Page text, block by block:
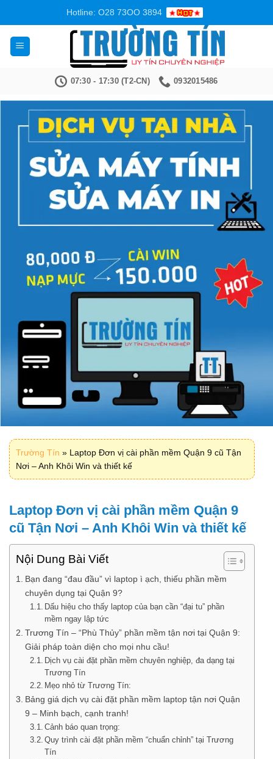
nội
dung
Hotline: O28 73OO 3894
07:30 - 17:30 (T2-CN) 0932015486
Trường Tín » Laptop Đơn vị cài phần mềm Quận 9 cũ Tận
Nơi – Anh Khôi Win và thiết kế
Laptop Đơn vị cài phần mềm Quận 9
cũ Tận Nơi – Anh Khôi Win và thiết kế
Nội Dung Bài Viết
Bạn đang “đau đầu” vì laptop ì ạch, thiếu phần mềm
chuyên dụng tại Quận 9?
Dấu hiệu cho thấy laptop của bạn cần “đại tu” phần
mềm ngay lập tức
Trương Tín – “Phù Thủy” phần mềm tận nơi tại Quận 9:
Giải pháp toàn diện cho mọi nhu cầu!
Dịch vụ cài đặt phần mềm chuyên nghiệp, đa dạng tại
Trương Tín
Mẹo nhỏ từ Trương Tín:
Bảng giá dịch vụ cài đặt phần mềm laptop tận nơi Quận
9 – Minh bạch, cạnh tranh!
Cảnh báo quan trọng:
Quy trình cài đặt phần mềm “chuẩn chỉnh” tại Trương
Tín